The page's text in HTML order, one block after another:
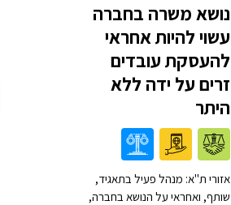
נושא משרה בחברה
עשוי להיות אחראי
להעסקת עובדים
זרים על ידה ללא
היתר
אזורי ת"א: מנהל פעיל בתאגיד,
שותף, ואחראי על הנושא בחברה,